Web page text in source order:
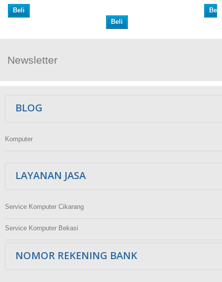
Beli
Beli
Beli
Newsletter
BLOG
Komputer
LAYANAN JASA
Service Komputer Cikarang
Service Komputer Bekasi
NOMOR REKENING BANK